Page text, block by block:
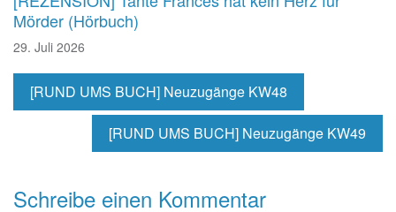
Mörder (Hörbuch)
29. Juli 2026
[RUND UMS BUCH] Neuzugänge KW48
[RUND UMS BUCH] Neuzugänge KW49
Schreibe einen Kommentar